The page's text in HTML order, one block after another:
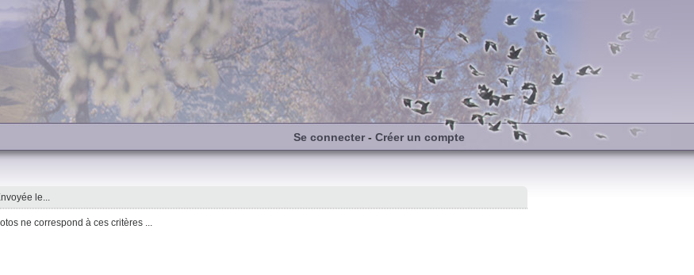
Se connecter- Créer un compte
le...
ne correspond à ces critères ...